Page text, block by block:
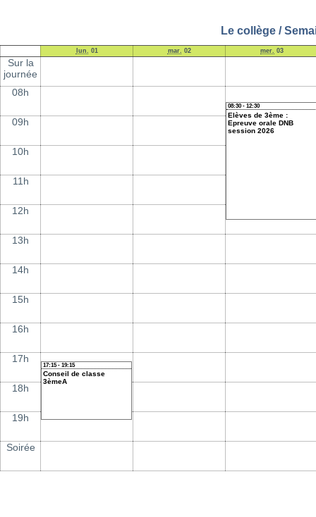
Le collège /
17:15 - 19:15
Conseil de classe
3èmeA
08:30 - 12:30
Elèves de 3ème :
Epreuve orale DNB
session 2026
lun. 01 mar. 02 mer. 03
Sur la
journée
08h
09h
10h
11h
12h
13h
14h
15h
16h
17h
18h
19h
Soirée